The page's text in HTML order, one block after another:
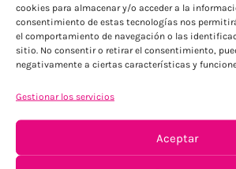
cookies para almacenar y/o acceder a la
consentimiento de estas tecnologías nos
el comportamiento de navegación o las
sitio. No consentir o retirar el consentimiento,
negativamente a ciertas características y
Gestionar los servicios
Aceptar
ENVÍOS ECONÓMICOS
Para Península, resto